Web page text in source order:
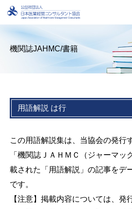
機関誌JAHMC/書籍
用語解説 は行
この用語解説集は、当協会の発行
「機関誌ＪＡＨＭＣ（ジャーマッ
載された「用語解説」の記事をデ
です。
【注意】掲載内容については、発